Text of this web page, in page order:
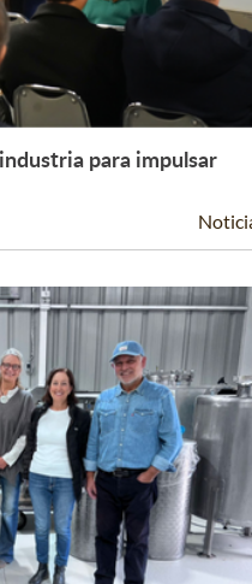
Leer Más +
para impulsar